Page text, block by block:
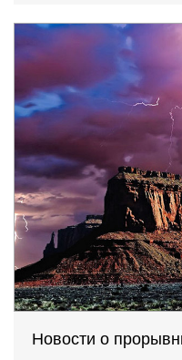
Новости о